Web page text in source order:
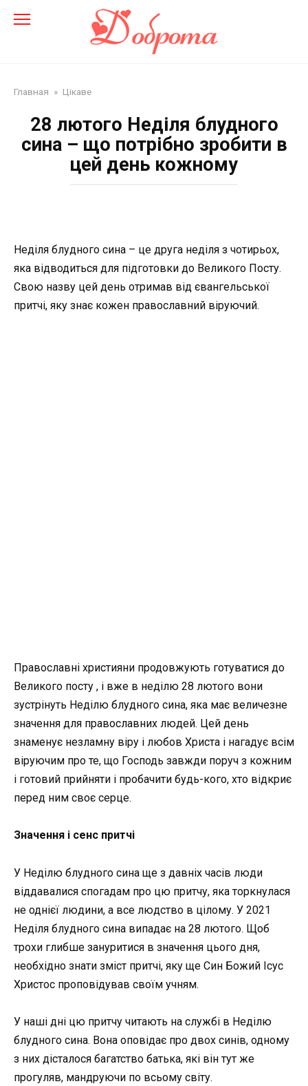
Главная » Цікаве
28 лютого Неділя блудного
сина – що потрібно зробити в
цей день кожному
Неділя блудного сина – це друга неділя з чотирьох,
яка відводиться для підготовки до Великого Посту.
Свою назву цей день отримав від євангельської
притчі, яку знає кожен православний віруючий.
Православні християни продовжують готуватися до
Великого посту , і вже в неділю 28 лютого вони
зустрінуть Неділю блудного сина, яка має величезне
значення для православних людей. Цей день
знаменує незламну віру і любов Христа і нагадує всім
віруючим про те, що Господь завжди поруч з кожним
і готовий прийняти і пробачити будь-кого, хто відкриє
перед ним своє серце.
Значення і сенс притчі
У Неділю блудного сина ще з давніх часів люди
віддавалися спогадам про цю притчу, яка торкнулася
не однієї людини, а все людство в цілому. У 2021
Неділя блудного сина випадає на 28 лютого. Щоб
трохи глибше зануритися в значення цього дня,
необхідно знати зміст притчі, яку ще Син Божий Ісус
Христос проповідував своїм учням.
У наші дні цю притчу читають на службі в Неділю
блудного сина. Вона оповідає про двох синів, одному
з них дісталося багатство батька, які він тут же
прогуляв, мандруючи по всьому світу.